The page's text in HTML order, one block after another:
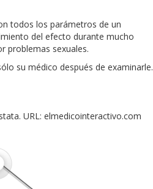
todos los parámetros de un
del efecto durante mucho
problemas sexuales.
su médico después de examinarle.
URL: elmedicointeractivo.com